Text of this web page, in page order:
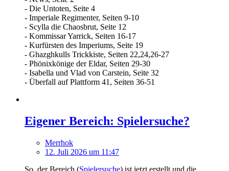
- Die Untoten, Seite 4
- Imperiale Regimenter, Seiten 9-10
- Scylla die Chaosbrut, Seite 12
- Kommissar Yarrick, Seiten 16-17
- Kurfürsten des Imperiums, Seite 19
- Ghazghkulls Trickkiste, Seiten 22,24,26-27
- Phönixkönige der Eldar, Seiten 29-30
- Isabella und Vlad von Carstein, Seite 32
- Überfall auf Plattform 41, Seiten 36-51
Eigener Bereich: Spielersuche?
Merrhok
12. Juli 2026 um 11:47